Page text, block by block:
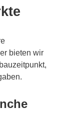
bieten wir